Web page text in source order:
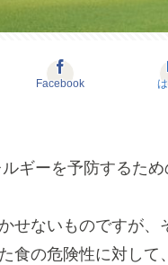
Facebook
ギーを予防するため
せないものですが
食の危険性に対して